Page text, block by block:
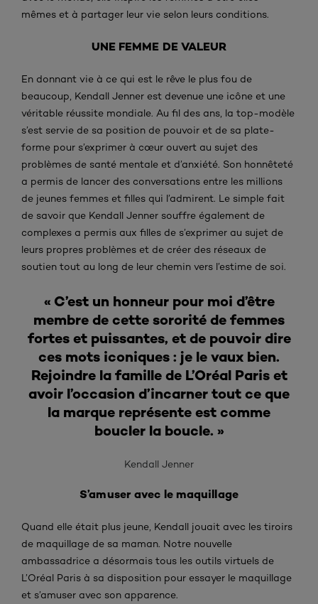
mêmes et à partager leur vie selon leurs conditions.
UNE FEMME DE VALEUR
En donnant vie à ce qui est le rêve le plus fou de
beaucoup, Kendall Jenner est devenue une icône et une
véritable réussite mondiale. Au fil des ans, la top-modèle
s’est servie de sa position de pouvoir et de sa plate-
forme pour s’exprimer à cœur ouvert au sujet des
problèmes de santé mentale et d’anxiété. Son honnêteté
a permis de lancer des conversations entre les millions
de jeunes femmes et filles qui l’admirent. Le simple fait
de savoir que Kendall Jenner souffre également de
complexes a permis aux filles de s’exprimer au sujet de
leurs propres problèmes et de créer des réseaux de
soutien tout au long de leur chemin vers l’estime de soi.
« C’est un honneur pour moi d’être
membre de cette sororité de femmes
fortes et puissantes, et de pouvoir dire
ces mots iconiques : je le vaux bien.
Rejoindre la famille de L’Oréal Paris et
avoir l’occasion d’incarner tout ce que
la marque représente est comme
boucler la boucle. »
Kendall Jenner
S’amuser avec le maquillage
Quand elle était plus jeune, Kendall jouait avec les tiroirs
de maquillage de sa maman. Notre nouvelle
ambassadrice a désormais tous les outils virtuels de
L’Oréal Paris à sa disposition pour essayer le maquillage
et s’amuser avec son apparence.